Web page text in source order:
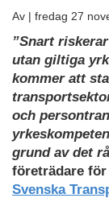
Av | fredag 27
”Snart
utan giltiga
kommer att
och
grund av det
företrädare för
Svenska